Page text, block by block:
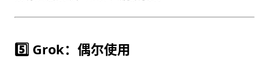
5️⃣ Grok：偶尔使用